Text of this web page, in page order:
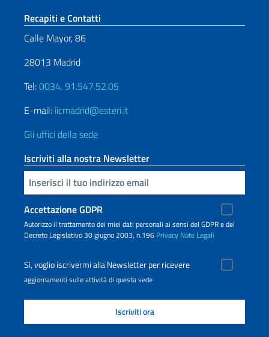
Sezione footer
Recapiti e Contatti
Calle Mayor, 86
28013 Madrid
Tel:0034. 91.547.52.05
E-mail: iicmadrid@esteri.it
Gli uffici della sede
Iscriviti alla nostra Newsletter
Inserisci la tua email
Accettazione GDPR
Autorizzo il trattamento dei miei dati personali ai sensi del GDPR e del
Decreto Legislativo 30 giugno 2003, n.196 Privacy Note Legali
Sì, voglio iscrivermi alla Newsletter per ricevere
aggiornamenti sulle attività di questa sede